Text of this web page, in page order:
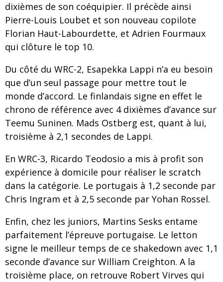
dixièmes de son coéquipier. Il précède ainsi
Pierre-Louis Loubet et son nouveau copilote
Florian Haut-Labourdette, et Adrien Fourmaux
qui clôture le top 10.
Du côté du WRC-2, Esapekka Lappi n’a eu besoin
que d’un seul passage pour mettre tout le
monde d’accord. Le finlandais signe en effet le
chrono de référence avec 4 dixièmes d’avance sur
Teemu Suninen. Mads Ostberg est, quant à lui,
troisième à 2,1 secondes de Lappi.
En WRC-3, Ricardo Teodosio a mis à profit son
expérience à domicile pour réaliser le scratch
dans la catégorie. Le portugais à 1,2 seconde par
Chris Ingram et à 2,5 seconde par Yohan Rossel.
Enfin, chez les juniors, Martins Sesks entame
parfaitement l’épreuve portugaise. Le letton
signe le meilleur temps de ce shakedown avec 1,1
seconde d’avance sur William Creighton. A la
troisième place, on retrouve Robert Virves qui